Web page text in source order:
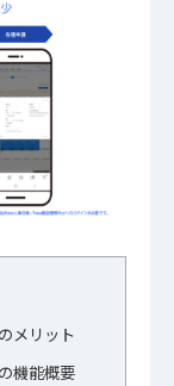
メリット
機能概要